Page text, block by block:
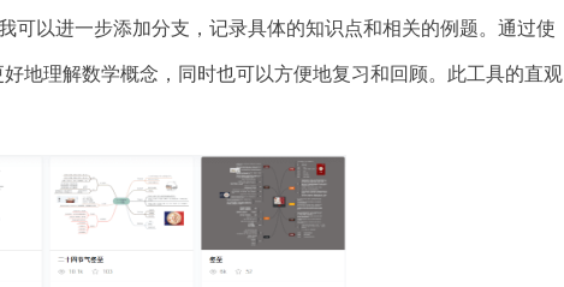
可以进一步添加分支，记录具体的知识点和相关的例题。通过使
地理解数学概念，同时也可以方便地复习和回顾。此工具的直观